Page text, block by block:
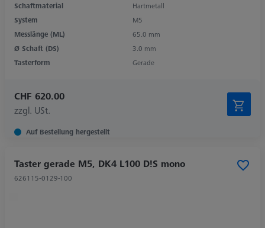
Schaftmaterial
Hartmetall
System
M5
Messlänge (ML)
65.0 mm
Ø Schaft (DS)
3.0 mm
Tasterform
Gerade
CHF 620.00
zzgl. USt.
Auf Bestellung hergestellt
Taster gerade M5, DK4 L100 D!S mono
626115-0129-100